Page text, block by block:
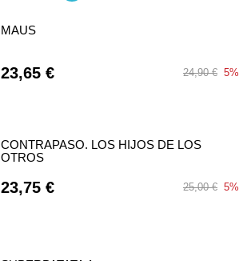
MAUS
23,65 € 24,90 € 5%
CONTRAPASO. LOS HIJOS DE LOS
OTROS
23,75 € 25,00 € 5%